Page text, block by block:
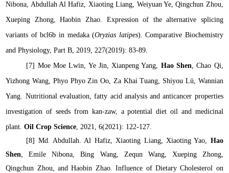
Nibona, Abdullah Al Hafiz, Xiaoting Liang, Weiyuan Ye, Qingchun Zhou,
Xueping Zhong, Haobin Zhao. Expression of the alternative splicing
variants of bcl6b in medaka (Oryzias latipes). Comparative Biochemistry
and Physiology, Part B, 2019, 227(2019): 83-89.
[7] Moe Moe Lwin, Ye Jin, Xianpeng Yang, Hao Shen, Chao Qi,
Yizhong Wang, Phyo Phyo Zin Oo, Za Khai Tuang, Shiyou Lü, Wannian
Yang. Nutritional evaluation, fatty acid analysis and anticancer properties
investigation of seeds from kan-zaw, a potential diet oil and medicinal
plant.Oil Crop Science, 2021, 6(2021): 122-127.
[8] Md. Abdullah. Al Hafiz, Xiaoting Liang, Xiaoting Yao, Hao
Shen,Emile Nibona, Bing Wang, Zequn Wang, Xueping Zhong,
Qingchun Zhou, and Haobin Zhao. Influence of Dietary Cholesterol on